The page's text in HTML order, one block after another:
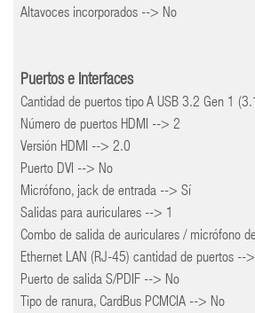
Altavoces incorporados --> No
Puertos e Interfaces
Cantidad de puertos tipo A USB 3.2 Gen 1
Número de puertos HDMI --> 2
Versión HDMI --> 2.0
Puerto DVI --> No
Micrófono, jack de entrada --> Sí
Salidas para auriculares --> 1
Combo de salida de auriculares / micrófono
Ethernet LAN (RJ-45) cantidad de puertos --
Puerto de salida S/PDIF --> No
Tipo de ranura, CardBus PCMCIA --> No